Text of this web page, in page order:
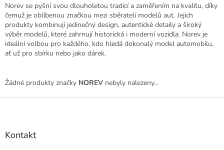
Norev se pyšní svou dlouholetou tradicí a zaměřením na kvalitu, díky
čemuž je oblíbenou značkou mezi sběrateli modelů aut. Jejich
produkty kombinují jedinečný design, autentické detaily a široký
výběr modelů, které zahrnují historická i moderní vozidla. Norev je
ideální volbou pro každého, kdo hledá dokonalý model automobilu,
ať už pro sbírku nebo jako dárek.
Žádné produkty značky NOREV nebyly nalezeny...
Z
Kontakt